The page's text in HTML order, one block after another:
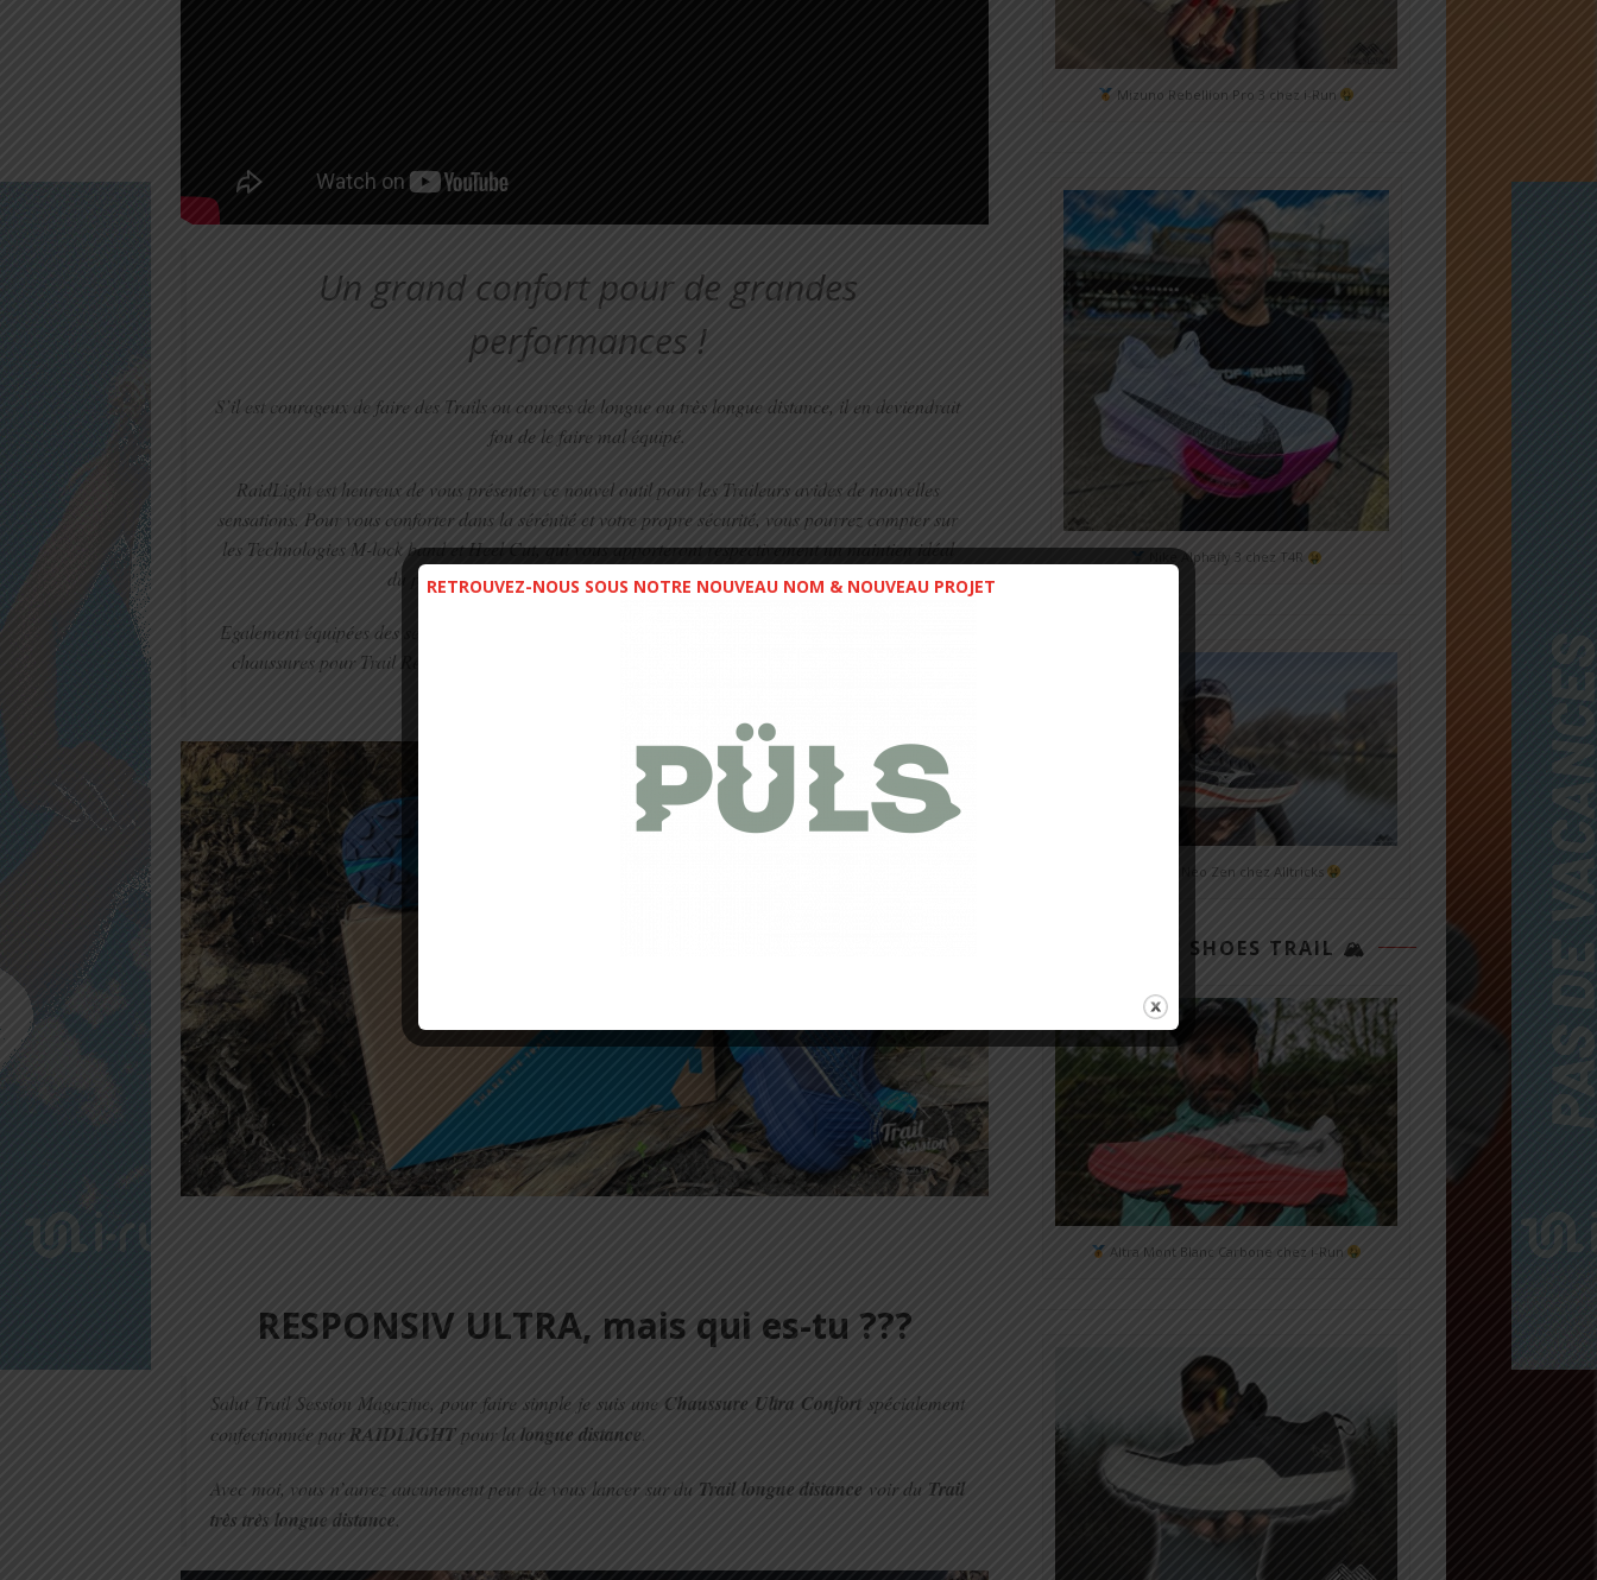
Un grand confort pour de grandes
performances !
S’il est courageux de faire des Trails ou courses de longue ou très longue distance, il en deviendrait
fou de le faire mal équipé.
RaidLight est heureux de vous présenter ce nouvel outil pour les Traileurs avides de nouvelles
sensations. Pour vous conforter dans la sérénité et votre propre sécurité, vous pourrez compter sur
les Technologies M-lock band et Heel Cut, qui vous apporteront respectivement un maintien idéal
du pied et une aisance incomparable dans les devers.
Egalement équipées des semelles Ultra Sensor, Sensor 3 et semelle intermédiaire injectée EVA, les
chaussures pour Trail Responsiv Ultra vous garantiront un amorti exceptionnel, durable et une
RESPONSIV ULTRA, mais qui es-tu ???
Salut Trail Session Magazine, pour faire simple je suis une Chaussure Ultra Confort spécialement
confectionnée parRAIDLIGHT pour la longue distance
Avec moi, vous n’aurez aucunement peur de vous lancer sur du Trail longue distance voir du Trail
très très longue distance.
Mizuno Rebellion Pro 3 chez i-Run
Nike Alphafly 3 chez T4R
Mizuno Neo Zen chez Alltricks
TOP 3 SHOES TRAIL 🏔
Altra Mont Blanc Carbone chez i-Run
RETROUVEZ-NOUS SOUS NOTRE NOUVEAU NOM & NOUVEAU PROJET